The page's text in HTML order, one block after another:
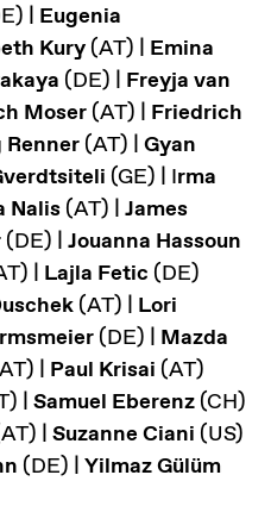
| Eugenia
Kury (AT) | Emina
(DE) | Freyja van
Moser (AT) | Friedrich
Renner (AT) | Gyan
(GE) | Irma
Nalis (AT) | James
(DE) | Jouanna Hassoun
| Lajla Fetic (DE)
(AT) | Lori
(DE) | Mazda
| Paul Krisai (AT)
| Samuel Eberenz (CH)
| Suzanne Ciani (US)
(DE) | Yilmaz Gülüm